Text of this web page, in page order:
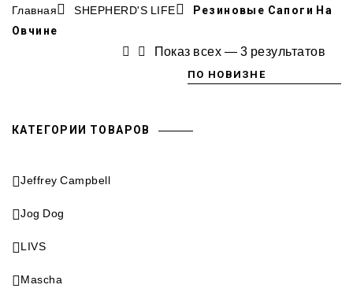
Главная SHEPHERD'S LIFE
Резиновые Сапоги На
Овчине
Показ всех — 3 результатов
КАТЕГОРИИ ТОВАРОВ
Jeffrey Campbell
Jog Dog
LIVS
Mascha